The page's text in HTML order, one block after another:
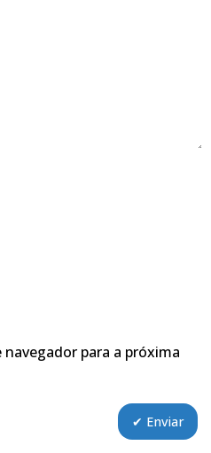
para a próxima